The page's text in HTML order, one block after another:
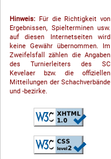
Hinweis: Für die Richtigkeit von
Ergebnissen, Spielterminen usw.
auf diesen Internetseiten wird
keine Gewähr übernommen. Im
Zweifelsfall zählen die Angaben
des Turnierleiters des SC
Kevelaer bzw. die offiziellen
Mitteilungen der Schach­ver­bände
und -bezirke.